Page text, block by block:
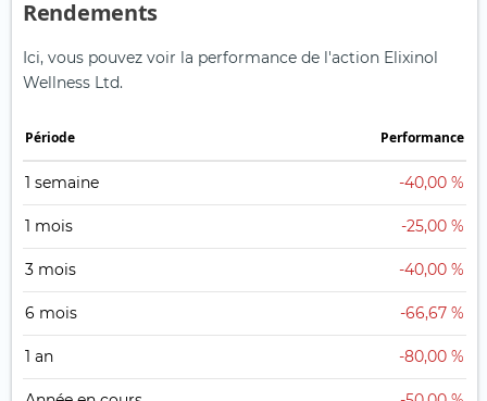
Rendements
Ici, vous pouvez voir la performance de l'action Elixinol
Wellness Ltd.
Période Performance
1 semaine -40,00 %
1 mois -25,00 %
3 mois -40,00 %
6 mois -66,67 %
1 an -80,00 %